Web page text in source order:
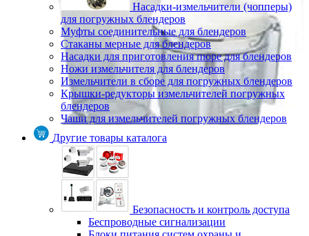
Насадки-измельчители (чопперы)
для погружных блендеров
Муфты соединительные для блендеров
Стаканы мерные для блендеров
Насадки для приготовления пюре для блендеров
Ножи измельчителя для блендеров
Измельчители в сборе для погружных блендеров
Крышки-редукторы измельчителей погружных
блендеров
Чаши для измельчителей погружных блендеров
Другие товары каталога
Безопасность и контроль доступа
Беспроводные сигнализации